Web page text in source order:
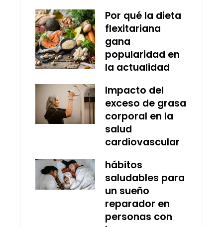
Por qué la dieta
flexitariana
gana
popularidad en
la actualidad
Impacto del
exceso de grasa
corporal en la
salud
cardiovascular
hábitos
saludables para
un sueño
reparador en
personas con